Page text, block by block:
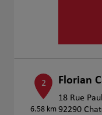
2
6.58 km
Florian
18 Rue
92290